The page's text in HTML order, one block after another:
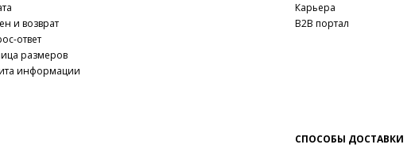
и возврат
ответ
размеров
информации
Карьера
B2B портал
СПОСОБЫ ДОСТАВКИ